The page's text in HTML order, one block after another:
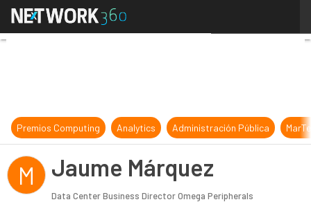
Jaume Márquez
Premios Computing Analytics Administración Pública
M Jaume Márquez
Data Center Business Director Omega Peripherals